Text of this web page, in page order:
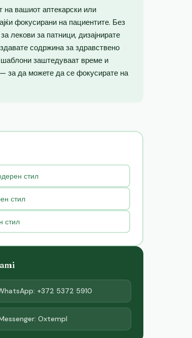
на вашиот аптекарски или
фокусирани на пациентите. Без
лекови за патници, дизајнирате
содржина за здравствено
заштедуваат време и
за да можете да се фокусирате на
стил
стил
стил
+372 5372 5910
Oxtempl